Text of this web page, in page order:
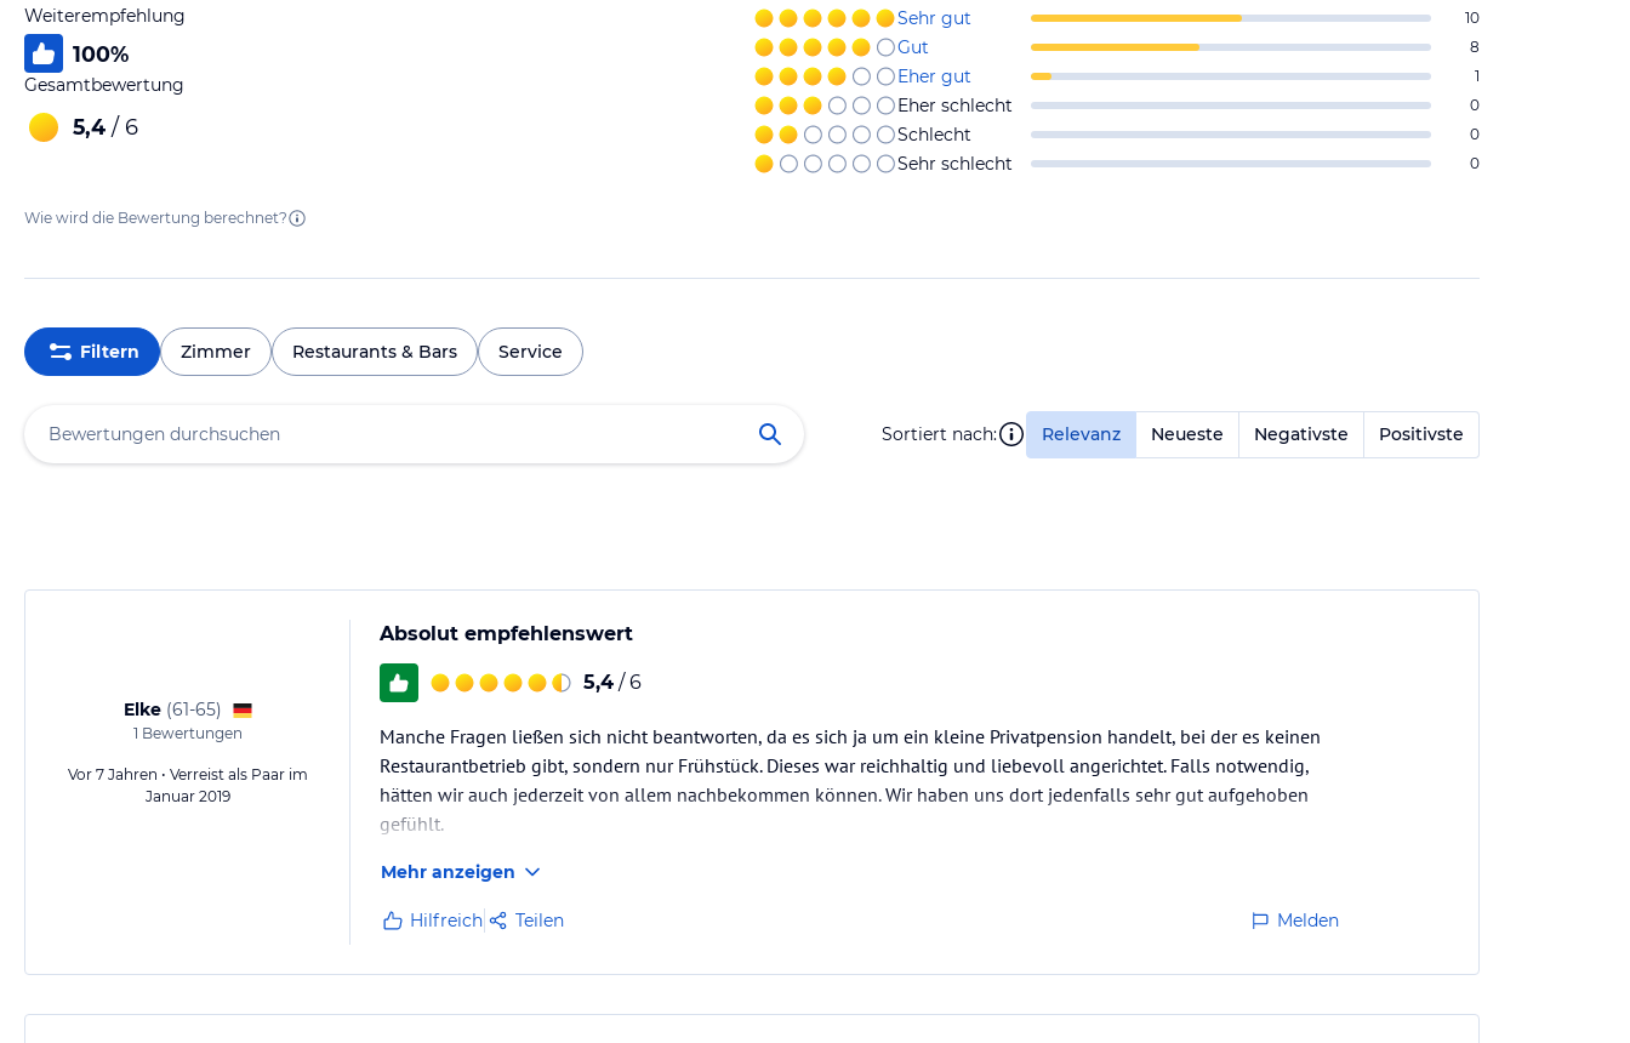
Weiterempfehlung
100%
Gesamtbewertung
5,4 / 6
Sehr gut 10
Gut 8
Eher gut 1
Eher schlecht 0
Schlecht 0
Sehr schlecht 0
Wie wird die Bewertung berechnet?
Filtern Zimmer Restaurants & Bars Service
Sortiert nach: Relevanz Neueste Negativste Positivste
Elke (61-65)
1 Bewertungen
Vor 7 Jahren • Verreist als Paar im
Januar 2019
Absolut empfehlenswert
5,4 / 6
Manche Fragen ließen sich nicht beantworten, da es sich ja um ein kleine Privatpension handelt, bei der es keinen
Restaurantbetrieb gibt, sondern nur Frühstück. Dieses war reichhaltig und liebevoll angerichtet. Falls notwendig,
hätten wir auch jederzeit von allem nachbekommen können. Wir haben uns dort jedenfalls sehr gut aufgehoben
gefühlt.
Mehr anzeigen
Hilfreich Teilen Melden